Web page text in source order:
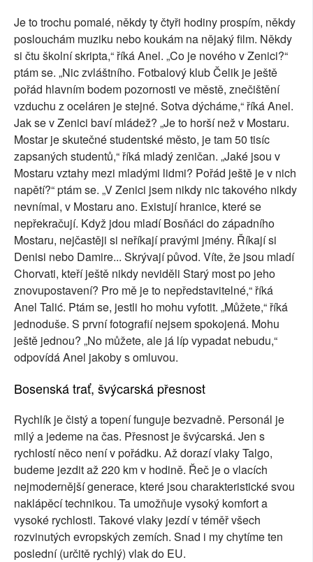
Je to trochu pomalé, někdy ty čtyři hodiny prospím, někdy
poslouchám muziku nebo koukám na nějaký film. Někdy
si čtu školní skripta,“ říká Anel. „Co je nového v Zenici?“
ptám se. „Nic zvláštního. Fotbalový klub Čelik je ještě
pořád hlavním bodem pozornosti ve městě, znečištění
vzduchu z oceláren je stejné. Sotva dýcháme,“ říká Anel.
Jak se v Zenici baví mládež? „Je to horší než v Mostaru.
Mostar je skutečné studentské město, je tam 50 tisíc
zapsaných studentů,“ říká mladý zeničan. „Jaké jsou v
Mostaru vztahy mezi mladými lidmi? Pořád ještě je v nich
napětí?“ ptám se. „V Zenici jsem nikdy nic takového nikdy
nevnímal, v Mostaru ano. Existují hranice, které se
nepřekračují. Když jdou mladí Bosňáci do západního
Mostaru, nejčastěji si neříkají pravými jmény. Říkají si
Denisi nebo Damire... Skrývají původ. Víte, že jsou mladí
Chorvati, kteří ještě nikdy neviděli Starý most po jeho
znovupostavení? Pro mě je to nepředstavitelné,“ říká
Anel Talić. Ptám se, jestli ho mohu vyfotit. „Můžete,“ říká
jednoduše. S první fotografií nejsem spokojená. Mohu
ještě jednou? „No můžete, ale já líp vypadat nebudu,“
odpovídá Anel jakoby s omluvou.
Bosenská trať, švýcarská přesnost
Rychlík je čistý a topení funguje bezvadně. Personál je
milý a jedeme na čas. Přesnost je švýcarská. Jen s
rychlostí něco není v pořádku. Až dorazí vlaky Talgo,
budeme jezdit až 220 km v hodině. Řeč je o vlacích
nejmodernější generace, které jsou charakteristické svou
naklápěcí technikou. Ta umožňuje vysoký komfort a
vysoké rychlosti. Takové vlaky jezdí v téměř všech
rozvinutých evropských zemích. Snad i my chytíme ten
poslední (určitě rychlý) vlak do EU.